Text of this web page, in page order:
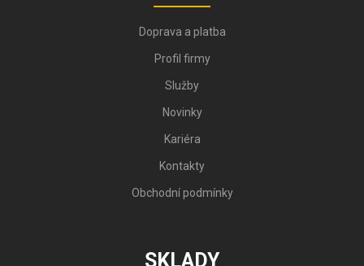
Doprava a platba
Profil firmy
Služby
Novinky
Kariéra
Kontakty
Obchodní podmínky
SKLADY